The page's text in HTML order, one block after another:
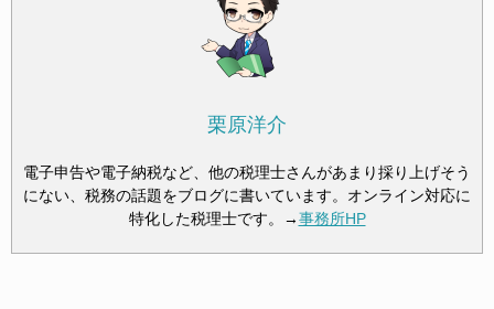
栗原洋介
電子申告や電子納税など、他の税理士さんがあまり採り上げそう
にない、税務の話題をブログに書いています。オンライン対応に
特化した税理士です。→事務所HP